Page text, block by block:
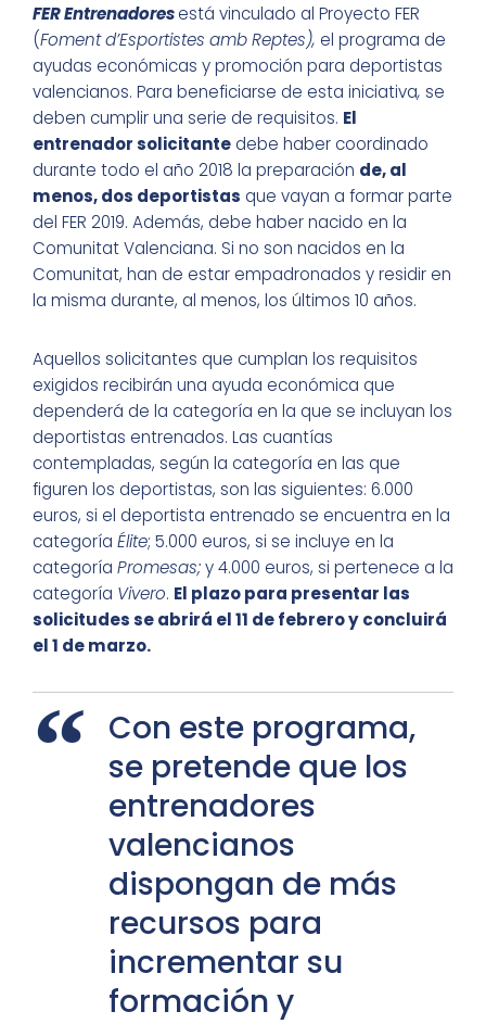
FEREntrenadoresestá vinculado al Proyecto FER
(Foment d’Esportistes amb Reptes), el programa de
ayudas económicas y promoción para deportistas
valencianos. Para beneficiarse de esta iniciativa, se
deben cumplir una serie de requisitos. El
entrenador solicitante debe haber coordinado
durante todo el año 2018 la preparación de, al
menos, dos deportistas que vayan a formar parte
del FER 2019. Además, debe haber nacido en la
Comunitat Valenciana. Si no son nacidos en la
Comunitat, han de estar empadronados y residir en
la misma durante, al menos, los últimos 10 años.
Aquellos solicitantes que cumplan los requisitos
exigidos recibirán una ayuda económica que
dependerá de la categoría en la que se incluyan los
deportistas entrenados. Las cuantías
contempladas, según la categoría en las que
figuren los deportistas, son las siguientes: 6.000
euros, si el deportista entrenado se encuentra en la
categoría Élite; 5.000 euros, si se incluye en la
categoría Promesas;y 4.000 euros, si pertenece a la
categoría Vivero. El plazo para presentar las
solicitudes se abrirá el 11 de febrero y concluirá
el 1 de marzo.
Con este programa,
se pretende que los
entrenadores
valencianos
dispongan de más
recursos para
incrementar su
formación y